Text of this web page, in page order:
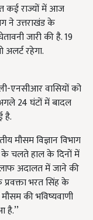
कई राज्यों में आज
ने उत्तराखंड के
जारी की है. 19
रहेगा.
एनसीआर वासियों को
24 घंटों में बादल
है.
मौसम विज्ञान विभाग
के चलते हाल के दिनों में
अदालत में जाने की
प्रवक्ता भरत सिंह के
की भविष्यवाणी